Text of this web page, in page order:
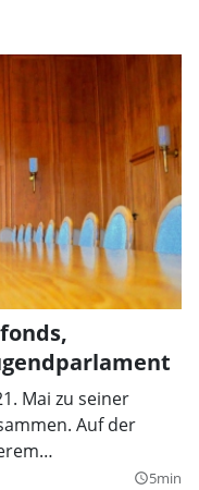
Mai zu seiner
Auf der
eine neue
query_builder5min